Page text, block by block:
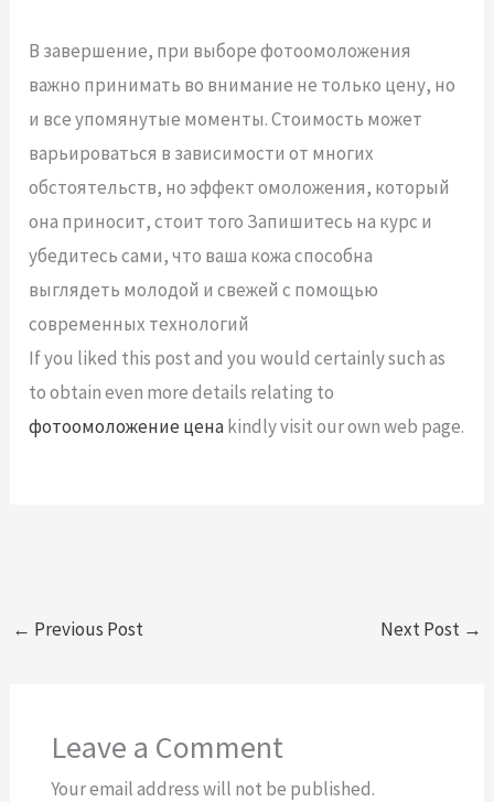
В завершение, при выборе фотоомоложения
важно принимать во внимание не только цену, но
и все упомянутые моменты. Стоимость может
варьироваться в зависимости от многих
обстоятельств, но эффект омоложения, который
она приносит, стоит того Запишитесь на курс и
убедитесь сами, что ваша кожа способна
выглядеть молодой и свежей с помощью
современных технологий
If you liked this post and you would certainly such as
to obtain even more details relating to
фотоомоложение ценаkindly visit our own web page.
← Previous Post Next Post →
Leave a Comment
Your email address will not be published.